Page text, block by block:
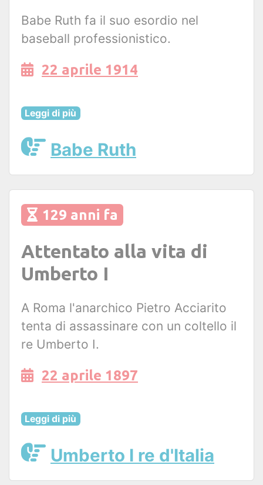
Babe Ruth fa il suo esordio nel
baseball professionistico.
22 aprile 1914
Leggi di più
Babe Ruth
129 anni fa
Attentato alla vita di
Umberto I
A Roma l'anarchico Pietro Acciarito
tenta di assassinare con un coltello il
re Umberto I.
22 aprile 1897
Leggi di più
Umberto I re d'Italia